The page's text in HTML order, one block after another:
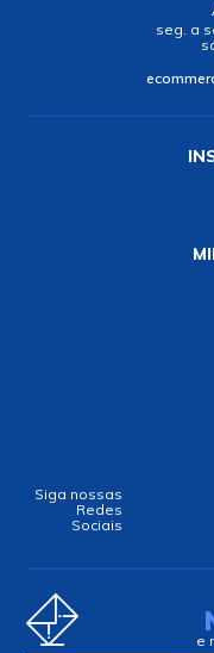
seg. a
Siga nossas
Redes
Sociais
e